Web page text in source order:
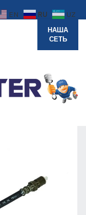
НАША
СЕТЬ
EN RU UZ